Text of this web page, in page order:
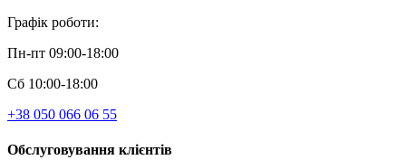
Графік роботи:
Пн-пт 09:00-18:00
Сб 10:00-18:00
+38 050 066 06 55
Обслуговування клієнтів